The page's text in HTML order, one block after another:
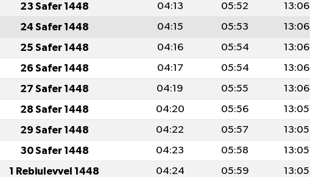
23 Safer 1448 04:13 05:52 13:06
24 Safer 1448 04:15 05:53 13:06
25 Safer 1448 04:16 05:54 13:06
26 Safer 1448 04:17 05:54 13:06
27 Safer 1448 04:19 05:55 13:06
28 Safer 1448 04:20 05:56 13:05
29 Safer 1448 04:22 05:57 13:05
30 Safer 1448 04:23 05:58 13:05
1 Rebiulevvel 1448 04:24 05:59 13:05